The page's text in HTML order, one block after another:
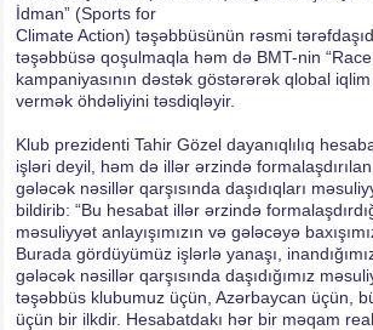
İdman” (Sports for
Climate Action) təşəbbüsünün rəsmi
təşəbbüsə qoşulmaqla həm də BMT-nin
kampaniyasının dəstək göstərərək qlobal
vermək öhdəliyini təsdiqləyir.
Klub prezidenti Tahir Gözel dayanıqlılıq
işləri deyil, həm də illər ərzində
gələcək nəsillər qarşısında daşıdıqları
bildirib: “Bu hesabat illər ərzində
məsuliyyət anlayışımızın və gələcəyə
Burada gördüyümüz işlərlə yanaşı,
gələcək nəsillər qarşısında daşıdığımız
təşəbbüs klubumuz üçün, Azərbaycan üçün,
üçün bir ilkdir. Hesabatdakı hər bir məqam